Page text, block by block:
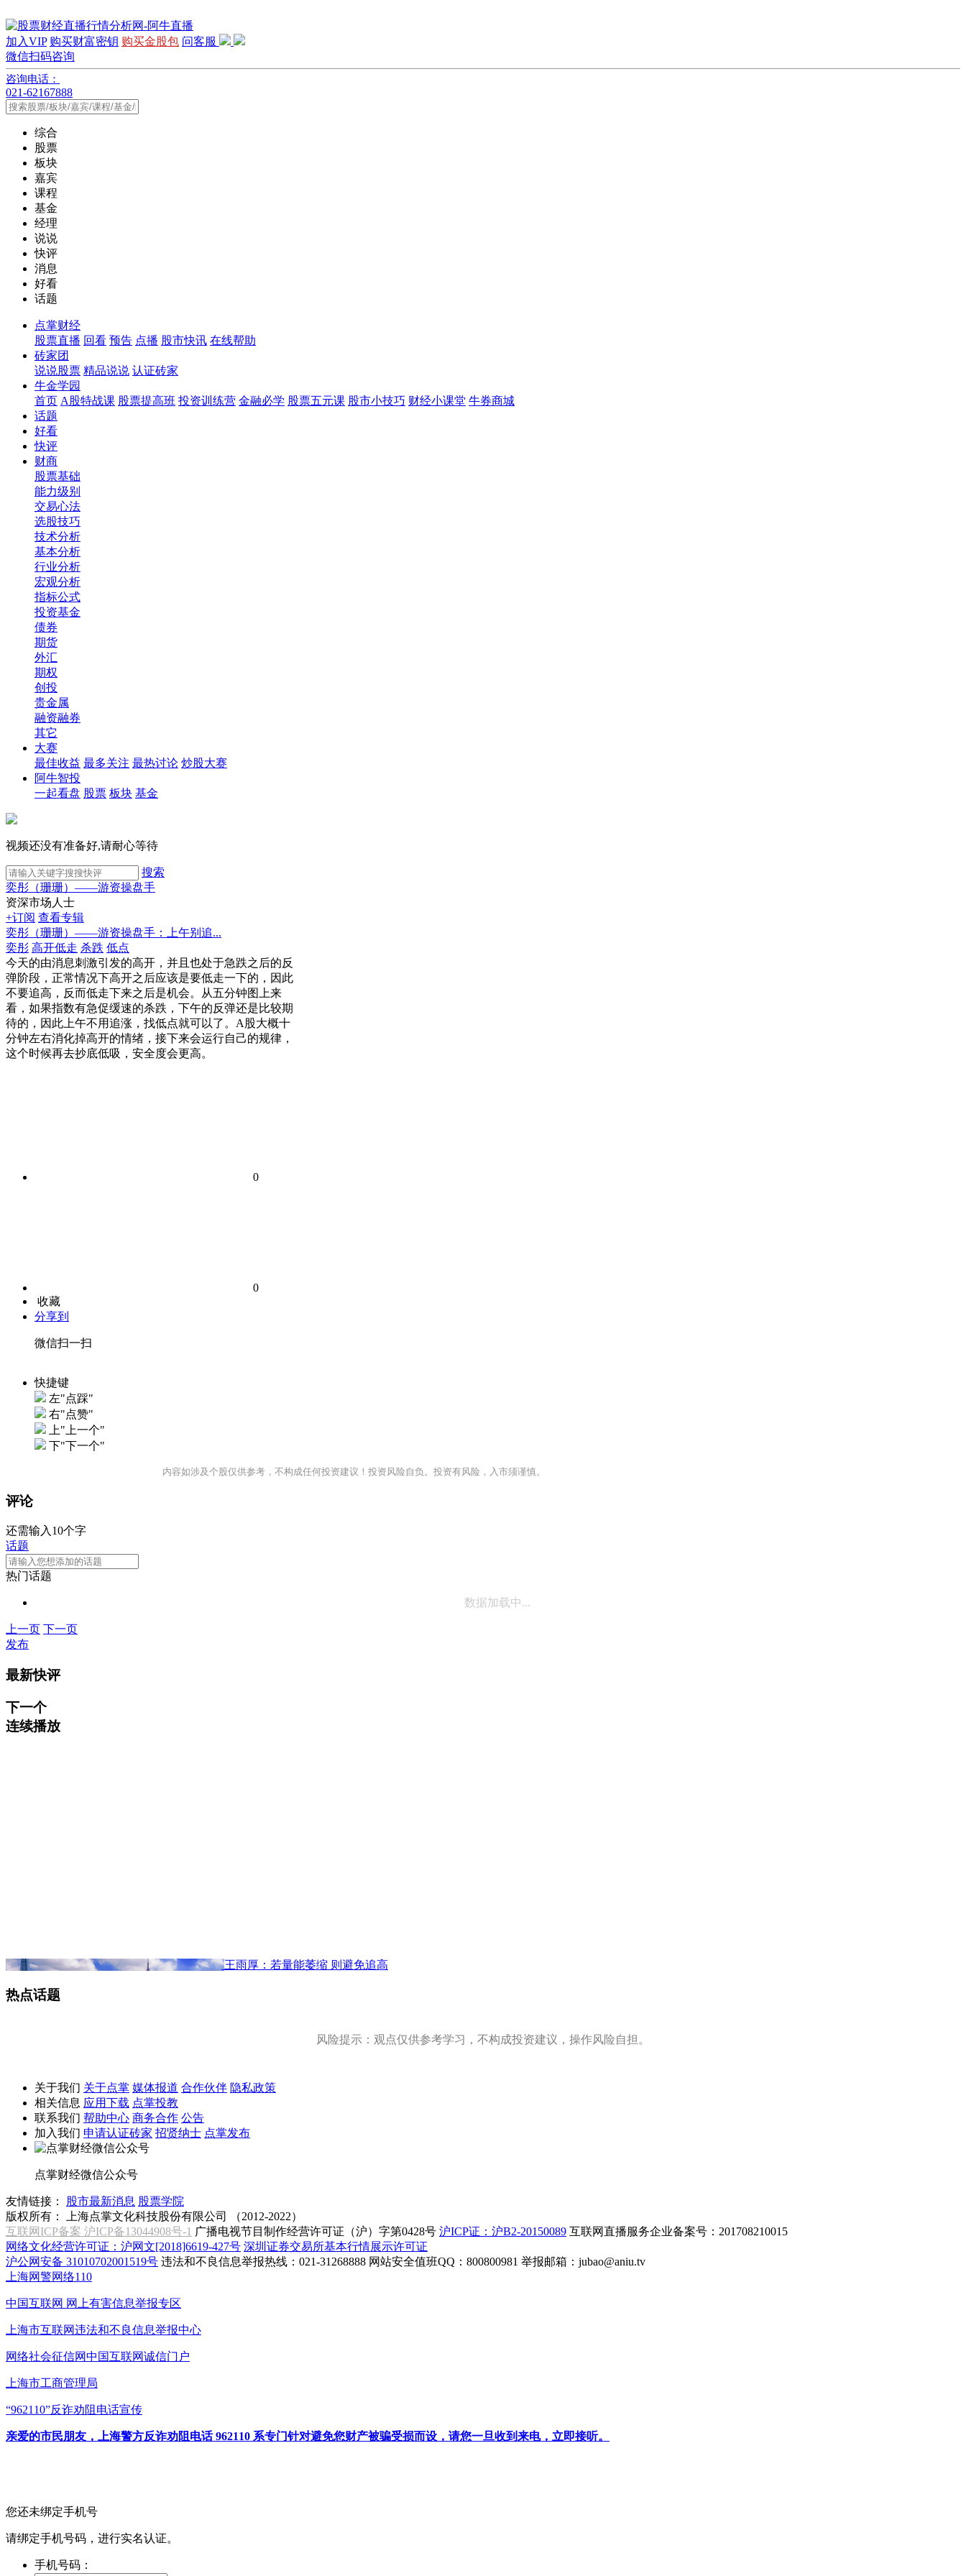
加入VIP 购买财富密钥 购买金股包 问客服
微信扫码咨询
咨询电话：
021-62167888
综合
股票
板块
嘉宾
课程
基金
经理
说说
快评
消息
好看
话题
点掌财经
股票直播 回看 预告 点播 股市快讯 在线帮助
砖家团
说说股票 精品说说 认证砖家
牛金学园
首页 A股特战课 股票提高班 投资训练营 金融必学 股票五元课 股市小技巧 财经小课堂 牛券商城
话题
好看
快评
财商
股票基础
能力级别
交易心法
选股技巧
技术分析
基本分析
行业分析
宏观分析
指标公式
投资基金
债券
期货
外汇
期权
创投
贵金属
融资融券
其它
大赛
最佳收益 最多关注 最热讨论 炒股大赛
阿牛智投
一起看盘 股票 板块 基金
视频还没有准备好,请耐心等待
搜索
奕彤（珊珊）——游资操盘手
资深市场人士
+订阅 查看专辑
奕彤（珊珊）——游资操盘手：上午别追...
奕彤 高开低走 杀跌 低点
今天的由消息刺激引发的高开，并且也处于急跌之后的反
弹阶段，正常情况下高开之后应该是要低走一下的，因此
不要追高，反而低走下来之后是机会。从五分钟图上来
看，如果指数有急促缓速的杀跌，下午的反弹还是比较期
待的，因此上午不用追涨，找低点就可以了。A股大概十
分钟左右消化掉高开的情绪，接下来会运行自己的规律，
这个时候再去抄底低吸，安全度会更高。
0
0
收藏
分享到
微信扫一扫
快捷键
左"点踩"
右"点赞"
上"上一个"
下"下一个"
内容如涉及个股仅供参考，不构成任何投资建议！投资风险自负。投资有风险，入市须谨慎。
评论
还需输入10个字
话题
热门话题
数据加载中...
上一页 下一页
发布
最新快评
下一个
连续播放
王雨厚：若量能萎缩 则避免追高
热点话题
风险提示：观点仅供参考学习，不构成投资建议，操作风险自担。
关于我们 关于点掌 媒体报道 合作伙伴 隐私政策
相关信息 应用下载 点掌投教
联系我们 帮助中心 商务合作 公告
加入我们 申请认证砖家 招贤纳士 点掌发布
点掌财经微信公众号
友情链接： 股市最新消息 股票学院
版权所有：
上海点掌文化科技股份有限公司 （2012-2022）
互联网ICP备案 沪ICP备13044908号-1 广播电视节目制作经营许可证（沪）字第0428号 沪ICP证：沪B2-20150089 互联网直播服务企业备案号：201708210015
网络文化经营许可证：沪网文[2018]6619-427号 深圳证券交易所基本行情展示许可证
沪公网安备 31010702001519号 违法和不良信息举报热线：021-31268888 网站安全值班QQ：800800981 举报邮箱： jubao@aniu.tv
上海网警网络110
中国互联网 网上有害信息举报专区
上海市互联网违法和不良信息举报中心
网络社会征信网中国互联网诚信门户
上海市工商管理局
“962110”反诈劝阻电话宣传
亲爱的市民朋友，上海警方反诈劝阻电话 962110 系专门针对避免您财产被骗受损而设，请您一旦收到来电，立即接听。
您还未绑定手机号
请绑定手机号码，进行实名认证。
手机号码：